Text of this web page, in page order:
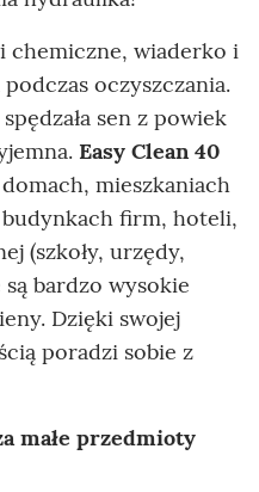
chemiczne, wiaderko i
oczyszczania.
sen z powiek
Easy Clean 40
mieszkaniach
firm, hoteli,
(szkoły, urzędy,
bardzo wysokie
Dzięki swojej
poradzi sobie z
małe przedmioty